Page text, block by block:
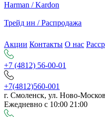
Harman / Kardon
Трейд ин / Распродажа
Акции Контакты О нас
+7 (4812) 56-00-01
+7(4812)560-001
г. Смоленск, ул. Ново-
Ежедневно с 10:00 21:00